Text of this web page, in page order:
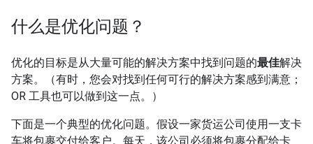
什么是优化问题？
优化的目标是从大量可能的解决方案中找到问题的最佳解决
方案。（有时，您会对找到任何可行的解决方案感到满意；
OR 工具也可以做到这一点。）
下面是一个典型的优化问题。假设一家货运公司使用一支卡
车将包裹交付给客户。每天，该公司必须将包裹分配给卡